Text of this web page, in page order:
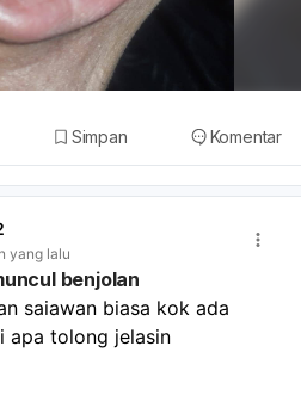
Simpan Komentar
yang lalu
benjolan
saiawan biasa kok ada
apa tolong jelasin